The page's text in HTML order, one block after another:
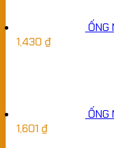
ỐNG
1,430 ₫
ỐNG
1,601 ₫